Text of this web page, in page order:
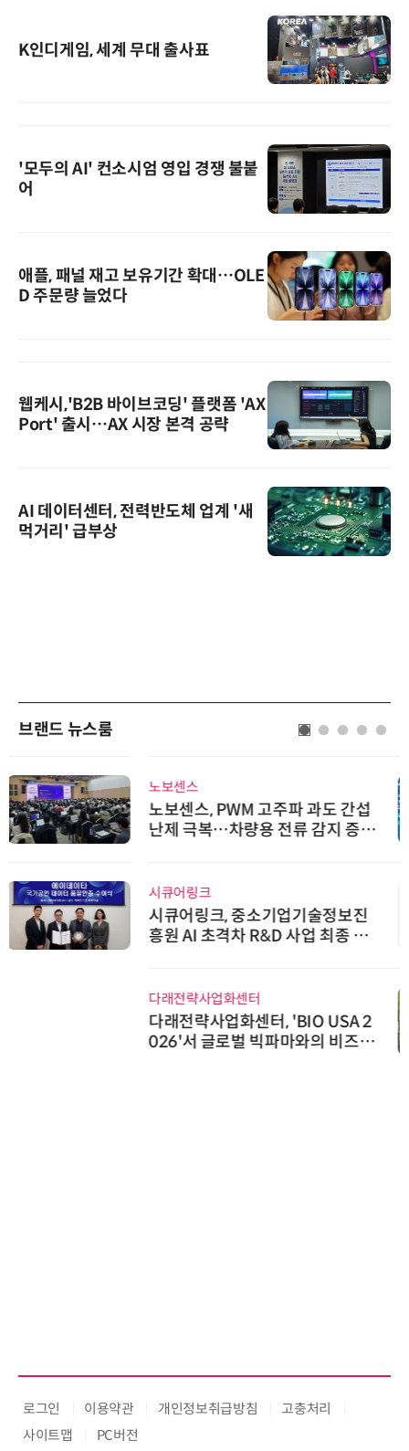
K인디게임, 세계 무대 출사표
'모두의 AI' 컨소시엄 영입 경쟁 불붙
어
애플, 패널 재고 보유기간 확대…OLE
D 주문량 늘었다
웹케시,'B2B 바이브코딩' 플랫폼 'AX
Port' 출시…AX 시장 본격 공략
AI 데이터센터, 전력반도체 업계 '새
먹거리' 급부상
브랜드 뉴스룸
노보센스
노보센스, PWM 고주파 과도 간섭
난제 극복…차량용 전류 감지 증폭
기
시큐어링크
시큐어링크, 중소기업기술정보진
흥원 AI 초격차 R&D 사업 최종 선
정
다래전략사업화센터, 'BIO USA 2
026'서 글로벌 빅파마와의 비즈니
로그인 이용약관 개인정보취급방침
고충처리
사이트맵
PC버전